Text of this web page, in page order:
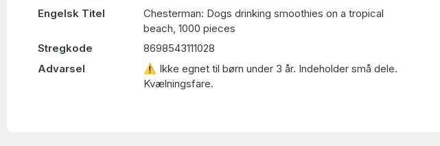
Engelsk Titel
Chesterman: Dogs drinking smoothies on a tropical
beach, 1000 pieces
Stregkode
8698543111028
Advarsel
⚠ Ikke egnet til børn under 3 år. Indeholder små dele.
Kvælningsfare.